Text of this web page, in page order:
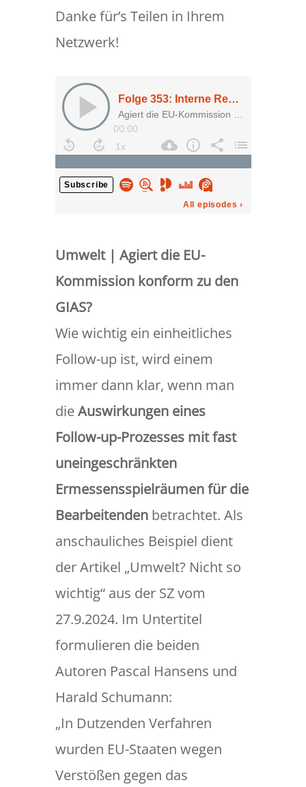
Danke für’s Teilen in Ihrem
Netzwerk!
Umwelt | Agiert die EU-
Kommission konform zu den
GIAS?
Wie wichtig ein einheitliches
Follow-up ist, wird einem
immer dann klar, wenn man
dieAuswirkungen eines
Follow-up-Prozesses mit fast
uneingeschränkten
Ermessensspielräumen für die
Bearbeitendenbetrachtet. Als
anschauliches Beispiel dient
der Artikel „Umwelt? Nicht so
wichtig“ aus der SZ vom
27.9.2024. Im Untertitel
formulieren die beiden
Autoren Pascal Hansens und
Harald Schumann:
„In Dutzenden Verfahren
wurden EU-Staaten wegen
Verstößen gegen das